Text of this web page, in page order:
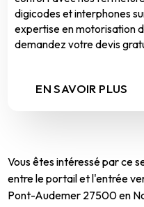
digicodes et interphones
expertise en motorisation
demandez votre devis
EN SAVOIR PLUS
Vous êtes intéressé par ce
entre le portail et l'entrée
Pont-Audemer 27500 en